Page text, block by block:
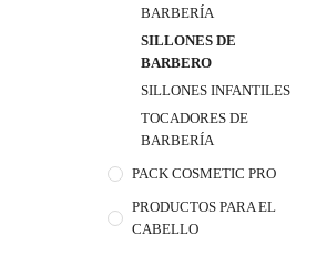
BARBERÍA
SILLONES DE
BARBERO
SILLONES INFANTILES
TOCADORES DE
BARBERÍA
PACK COSMETIC PRO
PRODUCTOS PARA EL
CABELLO